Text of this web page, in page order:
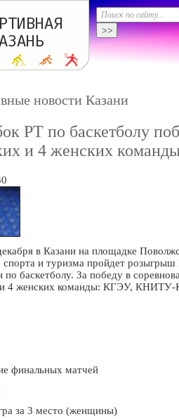
новости Казани
РТ по баскетболу
и 4 женских
в Казани на площадке
спорта и туризма пройдет розыгрыш
по баскетболу. За победу в
4 женских команды: КГЭУ, КНИТУ-
финальных матчей
за 3 место (женщины)